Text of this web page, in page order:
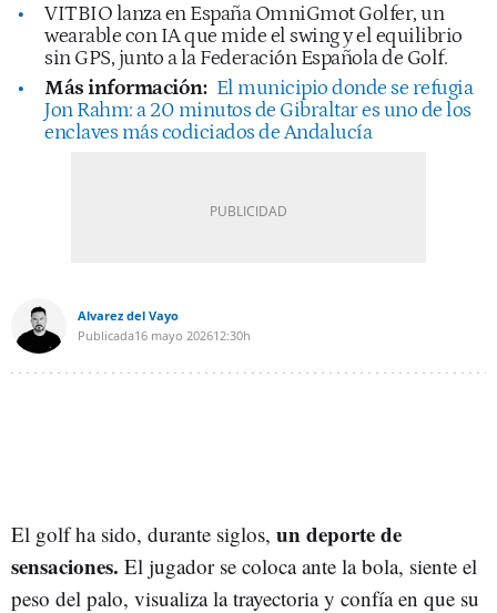
VITBIO lanza en España OmniGmot Golfer, un
wearable con IA que mide el swing y el equilibrio
sin GPS, junto a la Federación Española de Golf.
Más información: El municipio donde se refugia
Jon Rahm: a 20 minutos de Gibraltar es uno de los
enclaves más codiciados de Andalucía
Alvarez del Vayo
Publicada16 mayo 202612:30h
El golf ha sido, durante siglos, un deporte de
sensaciones. El jugador se coloca ante la bola, siente el
peso del palo, visualiza la trayectoria y confía en que su